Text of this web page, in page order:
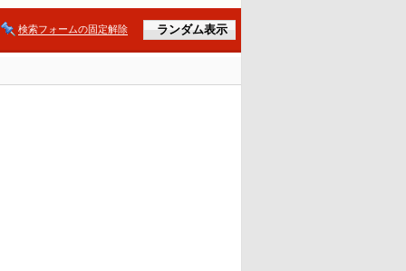
検索フォームの固定解除